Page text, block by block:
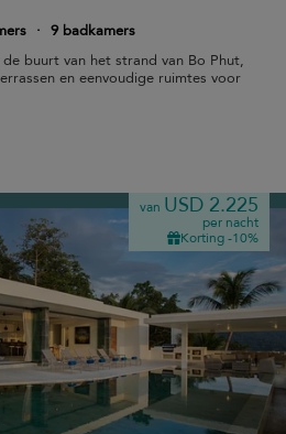
· 9 badkamers
buurt van het strand van Bo Phut,
en eenvoudige ruimtes voor
van USD 2.225
per nacht
Korting -10%